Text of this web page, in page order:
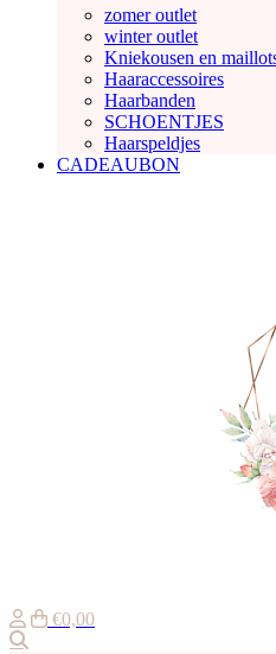
zomer outlet
winter outlet
Kniekousen en
Haaraccessoires
Haarbanden
SCHOENTJES
Haarspeldjes
CADEAUBON
€0,00